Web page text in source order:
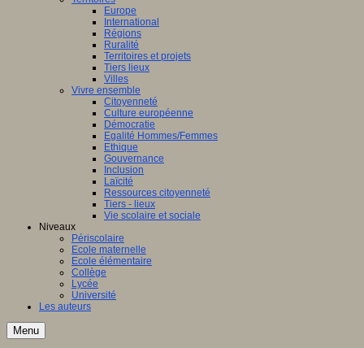
Europe
International
Régions
Ruralité
Territoires et projets
Tiers lieux
Villes
Vivre ensemble
Citoyenneté
Culture européenne
Démocratie
Egalité Hommes/Femmes
Ethique
Gouvernance
Inclusion
Laïcité
Ressources citoyenneté
Tiers - lieux
Vie scolaire et sociale
Niveaux
Périscolaire
Ecole maternelle
Ecole élémentaire
Collège
Lycée
Université
Les auteurs
Menu